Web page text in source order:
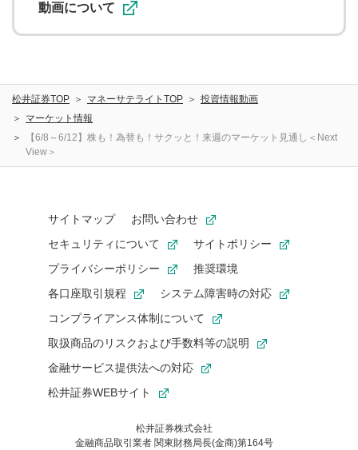
動画について
松井証券TOP マネーサテライトTOP
投資情報動画
マーケット情報
【6/8～6/12】株も！為替も！サクッと！来週のマーケット見通し＜Next
View＞
サイトマップ
お問い合わせ
セキュリティについて
サイトポリシー
プライバシーポリシー
推奨環境
各口座取引規程
システム障害時の対応
コンプライアンス体制について
取扱商品のリスクおよび手数料等の説明
金融サービス提供法への対応
松井証券WEBサイト
松井証券株式会社
金融商品取引業者 関東財務局長(金商)第164号
お気に入り機能は松井証券の会員限定の機能です。